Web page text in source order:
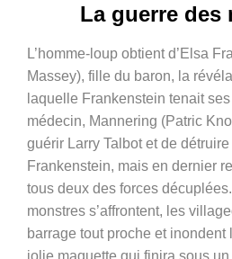
La guerre des
L’homme-loup obtient d’Elsa
Massey), fille du baron, la
laquelle Frankenstein tenait
médecin, Mannering (Patric
guérir Larry Talbot et de
Frankenstein, mais en dernier
tous deux des forces
monstres s’affrontent, les
barrage tout proche et inondent
jolie maquette qui finira sous un